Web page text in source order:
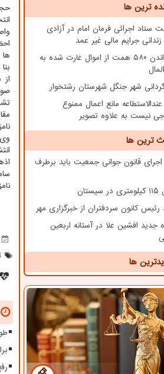
ترین ها
ستاد اجرائی فرمان امام در آزادی
بازگرداندن ۵۸۰ همت از اموال غارت شده به
شهر جنگل شهرستان رشتخوار
عندالاستطاعه مانع اعمال ممنوع
نیست به علاوه تصویر
ترین ها
اجرای قانون جوانی جمعیت باید برطرف
رئیس کانون سردفتران از خبرگزاری مهر
جدید افشین علا در آستانه اربعین
ها
نامزدها
طوفان
رفع